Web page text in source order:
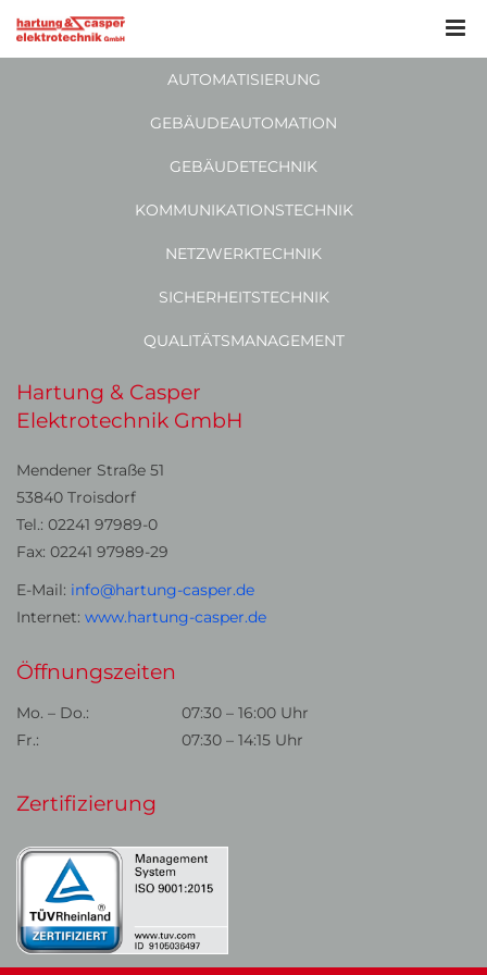
AUTOMATISIERUNG
GEBÄUDEAUTOMATION
GEBÄUDETECHNIK
KOMMUNIKATIONSTECHNIK
NETZWERKTECHNIK
SICHERHEITSTECHNIK
QUALITÄTSMANAGEMENT
Hartung & Casper
Elektrotechnik GmbH
Mendener Straße 51
53840 Troisdorf
Tel.: 02241 97989-0
Fax: 02241 97989-29
E-Mail: info@hartung-casper.de
Internet: www.hartung-casper.de
Öffnungszeiten
Mo. – Do.:
07:30 – 16:00 Uhr
Fr.:
07:30 – 14:15 Uhr
Zertifizierung